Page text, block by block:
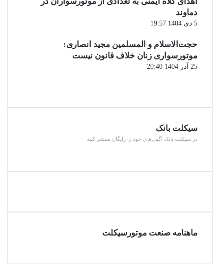
دماوند
5 دی 1404 19:57
حجت‌الاسلام و المسلمین مجید انصاری:
موتورسواری زنان خلاف قانون نیست
25 آذر 1404 20:40
سیکلت بانک
در سیکلت بانک آگهی‌های خود را رایگان منتشر کنید
ماهنامه صنعت موتورسیکلت